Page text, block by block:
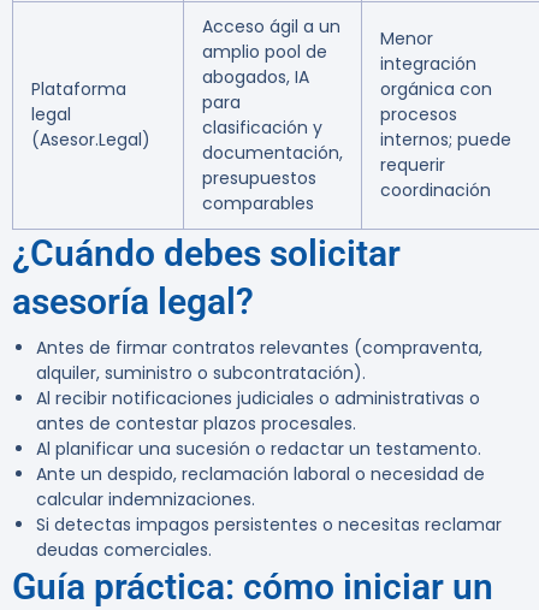
Plataforma
legal
(Asesor.Legal)
Acceso ágil a un
amplio pool de
abogados, IA
para
clasificación y
documentación,
presupuestos
comparables
Menor
integración
orgánica con
procesos
internos; puede
requerir
coordinación
¿Cuándo debes solicitar
asesoría legal?
Antes de firmar contratos relevantes (compraventa,
alquiler, suministro o subcontratación).
Al recibir notificaciones judiciales o administrativas o
antes de contestar plazos procesales.
Al planificar una sucesión o redactar un testamento.
Ante un despido, reclamación laboral o necesidad de
calcular indemnizaciones.
Si detectas impagos persistentes o necesitas reclamar
deudas comerciales.
Guía práctica: cómo iniciar un